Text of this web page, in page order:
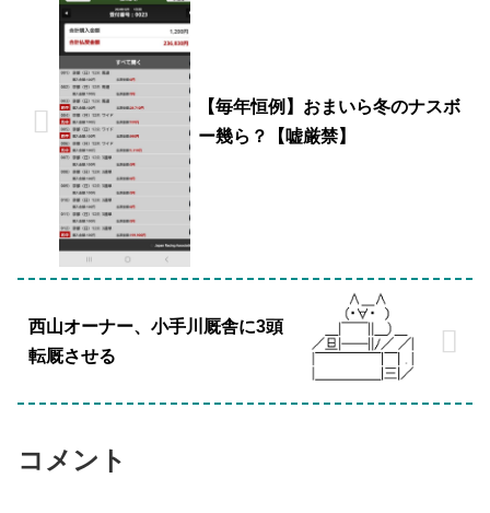
【毎年恒例】おまいら冬のナスボ
ー幾ら？【嘘厳禁】
西山オーナー、小手川厩舎に3頭
転厩させる
コメント